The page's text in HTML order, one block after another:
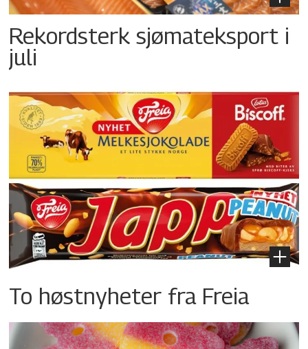
Rekordsterk sjømateksport i
juli
To høstnyheter fra Freia